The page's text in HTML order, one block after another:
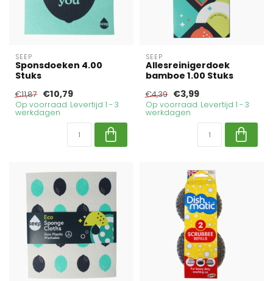
SEEP
Sponsdoeken 4.00
Stuks
€11,87 €10,79
Op voorraad. Levertijd 1 - 3
werkdagen
SEEP
Allesreinigerdoek
bamboe 1.00 Stuks
€4,39 €3,99
Op voorraad. Levertijd 1 - 3
werkdagen